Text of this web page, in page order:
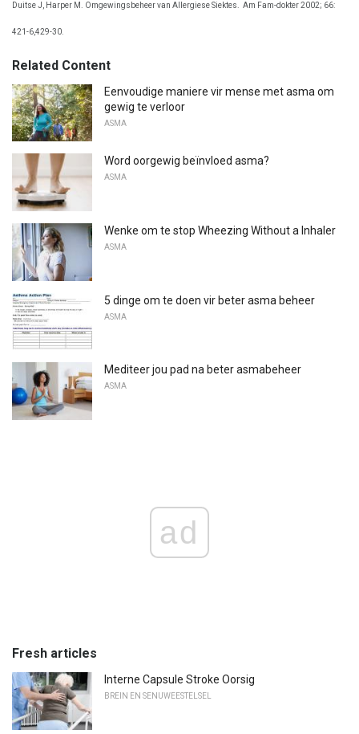
Duitse J, Harper M. Omgewingsbeheer van Allergiese Siektes. Am Fam-dokter 2002; 66:
421-6,429-30.
Related Content
Eenvoudige maniere vir mense met asma om
gewig te verloor
ASMA
Word oorgewig beïnvloed asma?
ASMA
Wenke om te stop Wheezing Without a Inhaler
ASMA
5 dinge om te doen vir beter asma beheer
ASMA
Mediteer jou pad na beter asmabeheer
ASMA
ad
Fresh articles
Interne Capsule Stroke Oorsig
BREIN EN SENUWEESTELSEL